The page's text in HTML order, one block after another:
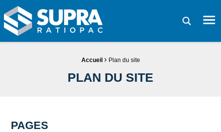
SUPRA RATIOPAC Spécialiste de la fin de ligne d'emballage
Demande de
Accueil › Plan du site
PLAN DU SITE
PAGES